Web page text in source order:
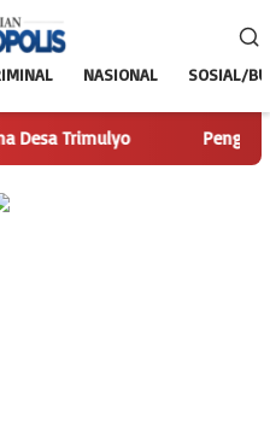
NASIONAL SOSIAL/
Trimulyo